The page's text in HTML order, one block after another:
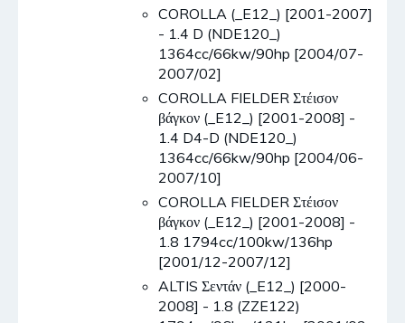
COROLLA (_E12_) [2001-2007]
- 1.4 D (NDE120_)
1364cc/66kw/90hp [2004/07-
2007/02]
COROLLA FIELDER Στέισον
βάγκον (_E12_) [2001-2008] -
1.4 D4-D (NDE120_)
1364cc/66kw/90hp [2004/06-
2007/10]
COROLLA FIELDER Στέισον
βάγκον (_E12_) [2001-2008] -
1.8 1794cc/100kw/136hp
[2001/12-2007/12]
ALTIS Σεντάν (_E12_) [2000-
2008] - 1.8 (ZZE122)